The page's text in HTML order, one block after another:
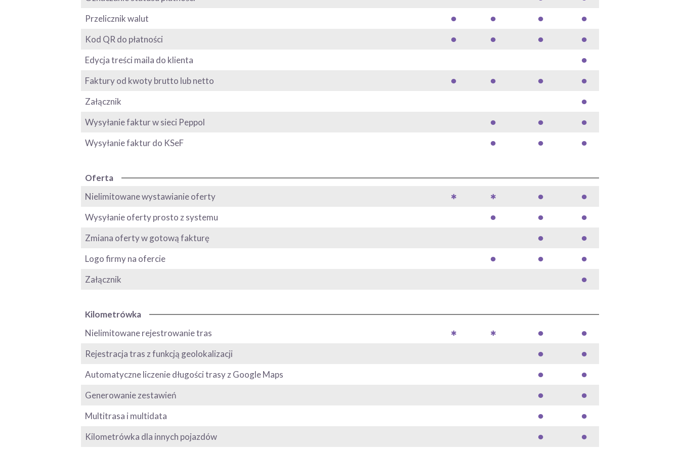
Przelicznik walut ● ● ● ●
Kod QR do płatności ● ● ● ●
Edycja treści maila do klienta ●
Faktury od kwoty brutto lub netto ● ● ● ●
Załącznik ●
Wysyłanie faktur w sieci Peppol ● ● ●
Wysyłanie faktur do KSeF ● ● ●
Oferta
Nielimitowane wystawianie oferty
✱ ✱ ● ●
Wysyłanie oferty prosto z systemu ● ● ●
Zmiana oferty w gotową fakturę ● ●
Logo firmy na ofercie ● ● ●
Załącznik ●
Kilometrówka
Nielimitowane rejestrowanie tras
✱ ✱ ● ●
Rejestracja tras z funkcją geolokalizacji ● ●
Automatyczne liczenie długości trasy z Google Maps ● ●
Generowanie zestawień ● ●
Multitrasa i multidata ● ●
Kilometrówka dla innych pojazdów ● ●